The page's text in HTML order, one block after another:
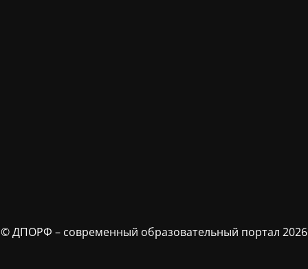
© ДПОРФ – современный образовательный портал 2026